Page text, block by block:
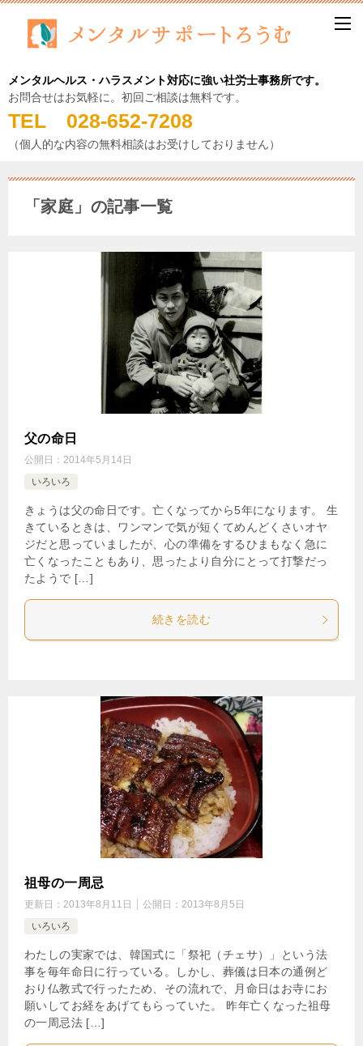
メンタルヘルス・ハラスメント対応に強い社労士事務所です。
お問合せはお気軽に。初回ご相談は無料です。
TEL 028-652-7208
（個人的な内容の無料相談はお受けしておりません）
「家庭」の記事一覧
父の命日
公開日： 2014年5月14日
いろいろ
きょうは父の命日です。亡くなってから5年になります。 生
きているときは、ワンマンで気が短くてめんどくさいオヤ
ジだと思っていましたが、心の準備をするひまもなく急に
亡くなったこともあり、思ったより自分にとって打撃だっ
たようで […]
続きを読む
祖母の一周忌
更新日： 2013年8月11日 公開日： 2013年8月5日
いろいろ
わたしの実家では、韓国式に「祭祀（チェサ）」という法
事を毎年命日に行っている。しかし、葬儀は日本の通例ど
おり仏教式で行ったため、その流れで、月命日はお寺にお
願いしてお経をあげてもらっていた。 昨年亡くなった祖母
の一周忌法 […]